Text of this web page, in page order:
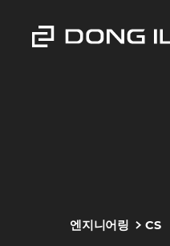
엔지니어링 CS